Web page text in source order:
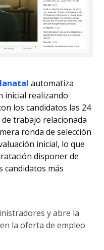
automatiza
inicial realizando
los candidatos las 24
de trabajo relacionada
ronda de selección
inicial, lo que
disponer de
candidatos más
y abre la
en la oferta de empleo